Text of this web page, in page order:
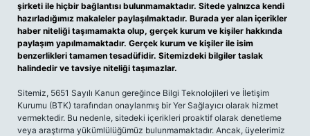
şirketi ile hiçbir bağlantısı bulunmamaktadır. Sitede yalnızca kendi
hazırladığımız makaleler paylaşılmaktadır. Burada yer alan içerikler
haber niteliği taşımamakta olup, gerçek kurum ve kişiler hakkında
paylaşım yapılmamaktadır. Gerçek kurum ve kişiler ile isim
benzerlikleri tamamen tesadüfidir. Sitemizdeki bilgiler taslak
halindedir ve tavsiye niteliği taşımazlar.
Sitemiz, 5651 Sayılı Kanun gereğince Bilgi Teknolojileri ve İletişim
Kurumu (BTK) tarafından onaylanmış bir Yer Sağlayıcı olarak hizmet
vermektedir. Bu nedenle, sitedeki içerikleri proaktif olarak denetleme
veya araştırma yükümlülüğümüz bulunmamaktadır. Ancak, üyelerimiz